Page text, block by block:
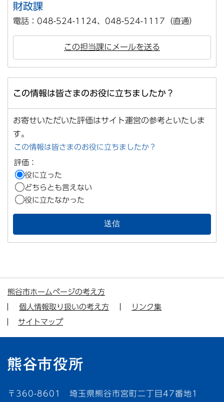
財政課
電話：048-524-1124、048-524-1117（直通）
この担当課にメールを送る
この情報は皆さまのお役に立ちましたか？
お寄せいただいた評価はサイト運営の参考といたしま
す。
この情報は皆さまのお役に立ちましたか？
評価：
役に立った
どちらとも言えない
役に立たなかった
熊谷市ホームページの考え方
個人情報取り扱いの考え方
リンク集
サイトマップ
〒360-8601 埼玉県熊谷市宮町二丁目47番地1